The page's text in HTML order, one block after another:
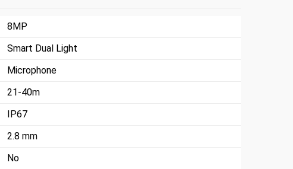
8MP
Smart Dual Light
Microphone
21-40m
IP67
2.8 mm
No